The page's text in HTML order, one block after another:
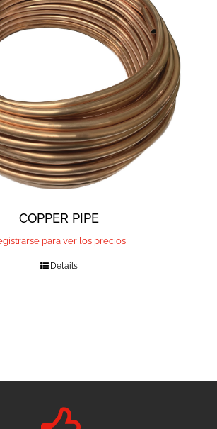
COPPER PIPE
para ver los precios
Details